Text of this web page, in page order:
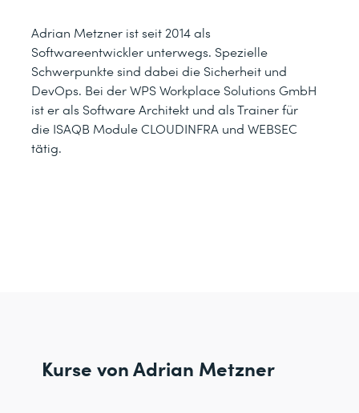
Adrian Metzner ist seit 2014 als
Softwareentwickler unterwegs. Spezielle
Schwerpunkte sind dabei die Sicherheit und
DevOps. Bei der WPS Workplace Solutions GmbH
ist er als Software Architekt und als Trainer für
die ISAQB Module CLOUDINFRA und WEBSEC
tätig.
Kurse von Adrian Metzner